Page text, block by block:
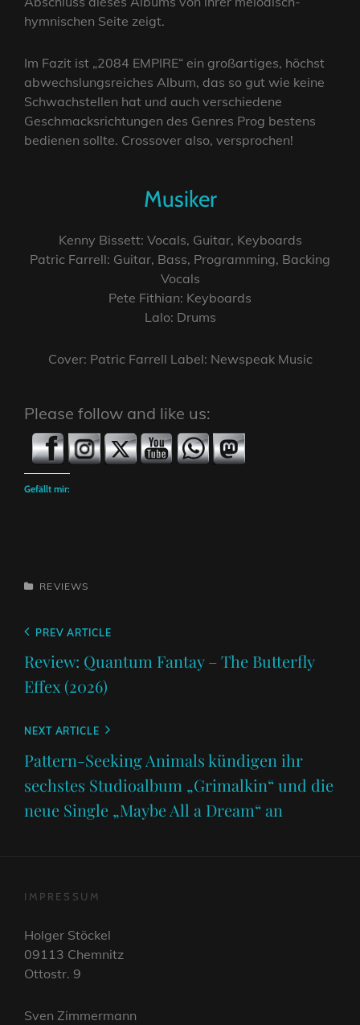
hymnischen Seite zeigt.
Im Fazit ist „2084 EMPIRE“ ein großartiges, höchst
abwechslungsreiches Album, das so gut wie keine
Schwachstellen hat und auch verschiedene
Geschmacksrichtungen des Genres Prog bestens
bedienen sollte. Crossover also, versprochen!
Musiker
Kenny Bissett: Vocals, Guitar, Keyboards
Patric Farrell: Guitar, Bass, Programming, Backing
Vocals
Pete Fithian: Keyboards
Lalo: Drums
Cover: Patric Farrell Label: Newspeak Music
Please follow and like us:
Gefällt mir:
CATEGORIES
REVIEWS
Beitragsnavigation
Previous
PREV ARTICLE
Review: Quantum Fantay – The Butterfly
Effex (2026)
Next
NEXT ARTICLE
Pattern-Seeking Animals kündigen ihr
sechstes Studioalbum „Grimalkin“ und die
neue Single „Maybe All a Dream“ an
IMPRESSUM
Holger Stöckel
09113 Chemnitz
Ottostr. 9
Sven Zimmermann